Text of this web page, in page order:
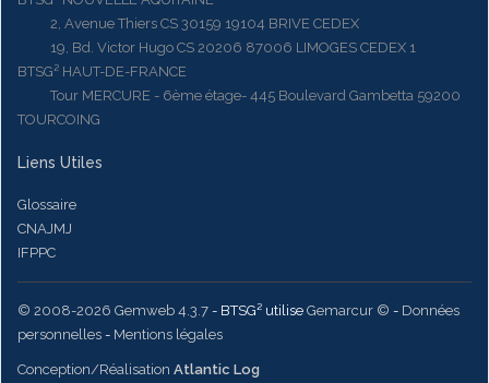
2, Avenue Thiers CS 30159 19104 BRIVE CEDEX
19, Bd. Victor Hugo CS 20206 87006 LIMOGES CEDEX 1
BTSG² HAUT-DE-FRANCE
Tour MERCURE - 6ème étage- 445 Boulevard Gambetta 59200
TOURCOING
Liens Utiles
Glossaire
CNAJMJ
IFPPC
© 2008-2026 Gemweb 4.3.7 - BTSG² utilise Gemarcur © - Données
personnelles - Mentions légales
Conception/Réalisation Atlantic Log